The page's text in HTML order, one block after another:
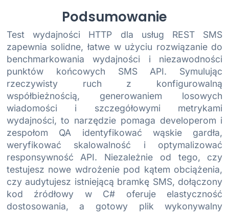
Podsumowanie
Test wydajności HTTP dla usług REST SMS
zapewnia solidne, łatwe w użyciu rozwiązanie do
benchmarkowania wydajności i niezawodności
punktów końcowych SMS API. Symulując
rzeczywisty ruch z konfigurowalną
współbieżnością, generowaniem losowych
wiadomości i szczegółowymi metrykami
wydajności, to narzędzie pomaga developerom i
zespołom QA identyfikować wąskie gardła,
weryfikować skalowalność i optymalizować
responsywność API. Niezależnie od tego, czy
testujesz nowe wdrożenie pod kątem obciążenia,
czy audytujesz istniejącą bramkę SMS, dołączony
kod źródłowy w C# oferuje elastyczność
dostosowania, a gotowy plik wykonywalny